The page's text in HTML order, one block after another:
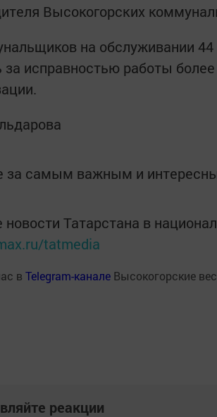
Высокогорских
на обслуживании
за исправностью работы
за самым важным и
новости Татарстана в
tatmedia
в Telegram-канале Высокогорские
реакции